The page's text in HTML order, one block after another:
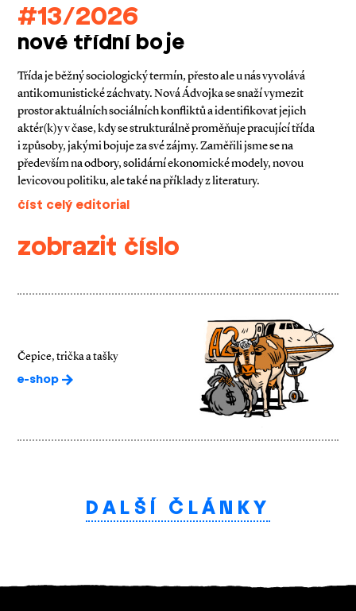
#13/2026
nové třídní boje
Třída je běžný sociologický termín, přesto ale u nás vyvolává
antikomunistické záchvaty. Nová Ádvojka se snaží vymezit
prostor aktuálních sociálních konfliktů a identifikovat jejich
aktér(k)y v čase, kdy se strukturálně proměňuje pracující třída
i způsoby, jakými bojuje za své zájmy. Zaměřili jsme se na
především na odbory, solidární ekonomické modely, novou
levicovou politiku, ale také na příklady z literatury.
číst celý editorial
zobrazit číslo
Čepice, trička a tašky
e-shop
DALŠÍ ČLÁNKY